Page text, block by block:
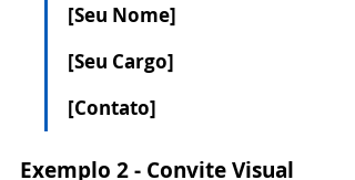
[Seu Nome]
[Seu Cargo]
[Contato]
Exemplo 2 - Convite Visual